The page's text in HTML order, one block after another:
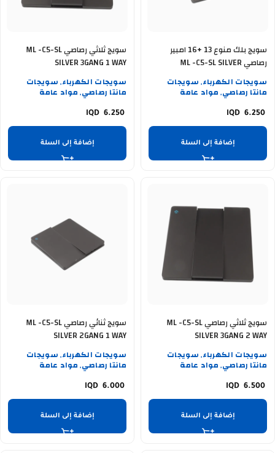
سويج بلك منوع 13 +16 امبير
رصاصي ML -C5-SL SILVER
سويجات الكهرباء, سويجات
مانتا رصاصي, مواد عامة
6.250
إضافة إلى السلة
سويج ثلاثي رصاصي ML -C5-SL
SILVER 3GANG 1 WAY
سويجات الكهرباء, سويجات
مانتا رصاصي, مواد عامة
6.250
إضافة إلى السلة
سويج ثلاثي رصاصي ML -C5-SL
SILVER 3GANG 2 WAY
سويجات الكهرباء, سويجات
مانتا رصاصي, مواد عامة
6.500
إضافة إلى السلة
سويج ثنائي رصاصي ML -C5-SL
SILVER 2GANG 1 WAY
سويجات الكهرباء, سويجات
مانتا رصاصي, مواد عامة
6.000
إضافة إلى السلة